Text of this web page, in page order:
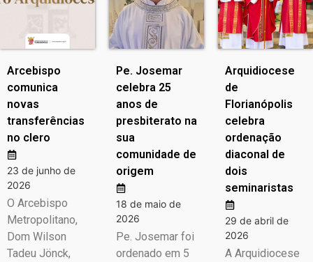
Arcebispo
comunica
novas
transferências
no clero
23 de junho de
2026
O Arcebispo
Metropolitano,
Dom Wilson
Tadeu Jönck,
Pe. Josemar
celebra 25
anos de
presbiterato na
sua
comunidade de
origem
18 de maio de
2026
Pe. Josemar foi
ordenado em 5
Arquidiocese
de
Florianópolis
celebra
ordenação
diaconal de
dois
seminaristas
29 de abril de
2026
A Arquidiocese